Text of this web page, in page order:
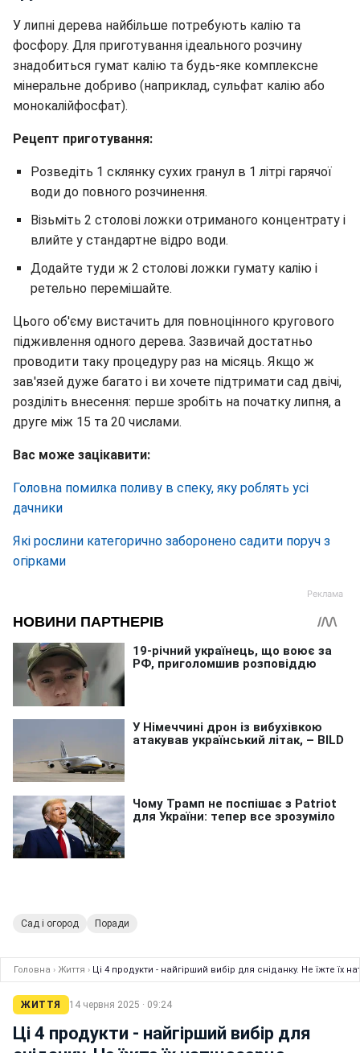
У липні дерева найбільше потребують калію та
фосфору. Для приготування ідеального розчину
знадобиться гумат калію та будь-яке комплексне
мінеральне добриво (наприклад, сульфат калію або
монокалійфосфат).
Рецепт приготування:
Розведіть 1 склянку сухих гранул в 1 літрі гарячої
води до повного розчинення.
Візьміть 2 столові ложки отриманого концентрату і
влийте у стандартне відро води.
Додайте туди ж 2 столові ложки гумату калію і
ретельно перемішайте.
Цього об'єму вистачить для повноцінного кругового
підживлення одного дерева. Зазвичай достатньо
проводити таку процедуру раз на місяць. Якщо ж
зав'язей дуже багато і ви хочете підтримати сад двічі,
розділіть внесення: перше зробіть на початку липня, а
друге між 15 та 20 числами.
Вас може зацікавити:
Головна помилка поливу в спеку, яку роблять усі
дачники
Які рослини категорично заборонено садити поруч з
огірками
Сад і огород Поради
Головна › Життя › Ці 4 продукти - найгірший вибір для сніданку. Не їжте їх
ЖИТТЯ 14 червня 2025 · 09:24
Ці 4 продукти - найгірший вибір для